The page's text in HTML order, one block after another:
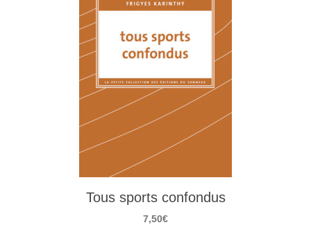
Tous sports confondus
7,50€